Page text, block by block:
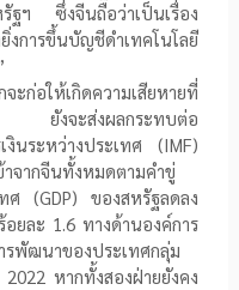
รัฐฯ ซึ่งจีนถือว่าเป็นเรื่อง
ารขึ้นบัญชีดำเทคโนโลยี
ะก่อให้เกิดความเสียหายที่
ย ยังจะส่งผลกระทบต่อ
งินระหว่างประเทศ (IMF)
จากจีนทั้งหมดตามคำขู่
ทศ (GDP) ของสหรัฐลดลง
อยละ 1.6ทางด้านองค์การ
รพัฒนาของประเทศกลุ่ม
2022หากทั้งสองฝ่ายยังคง